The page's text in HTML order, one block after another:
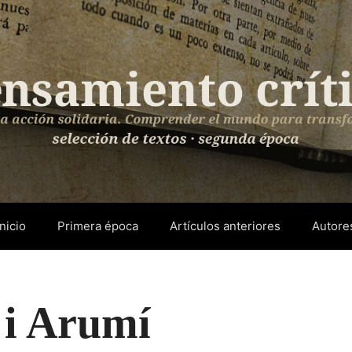
Primera época Artículos anteriores
Arumí